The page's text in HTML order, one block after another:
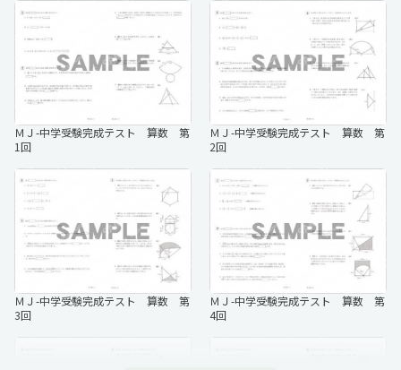
ＭＪ-中学受験完成テスト 社会 第
5回
ＭＪ-中学受験完成テスト 社会 第
6回
ＭＪ-中学受験完成テスト 社会 第
7回
ＭＪ-中学受験完成テスト 社会 第
8回
ＭＪ-中学受験完成テスト 算数 第
1回
ＭＪ-中学受験完成テスト 算数 第
2回
ＭＪ-中学受験完成テスト 算数 第
3回
ＭＪ-中学受験完成テスト 算数 第
4回